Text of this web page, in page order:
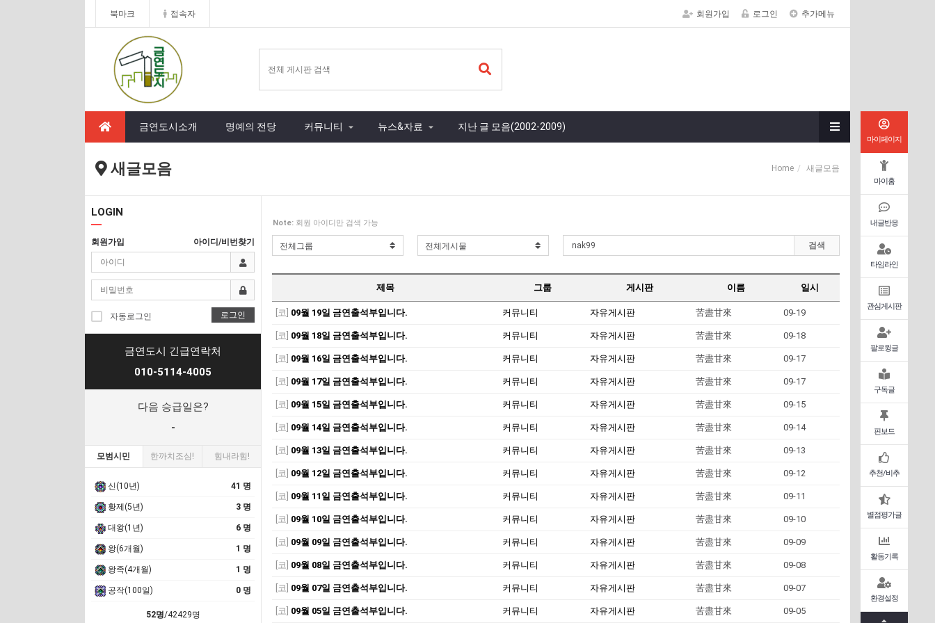
북마크 접속자 회원가입 로그인 추가메뉴
금연도시소개 명예의 전당 커뮤니티 뉴스&자료 지난 글 모음(2002-2009)
새글모음 Home 새글모음
마이페이지
마이홈
내글반응
타임라인
관심게시판
팔로윙글
구독글
핀보드
추천/비추
별점평가글
활동기록
환경설정
LOGIN
회원가입 아이디/비번찾기
자동로그인 로그인
금연도시 긴급연락처
010-5114-4005
다음 승급일은?
-
모범시민 한까치조심! 힘내라힘!
신(10년) 41 명
황제(5년) 3 명
대왕(1년) 6 명
왕(6개월) 1 명
왕족(4개월) 1 명
공작(100일) 0 명
52명/42429명
Note: 회원 아이디만 검색 가능
검색
제목 그룹 게시판 이름 일시
[코] 09월 19일 금연출석부입니다. 커뮤니티 자유게시판 苦盡甘來 09-19
[코] 09월 18일 금연출석부입니다. 커뮤니티 자유게시판 苦盡甘來 09-18
[코] 09월 16일 금연출석부입니다. 커뮤니티 자유게시판 苦盡甘來 09-17
[코] 09월 17일 금연출석부입니다. 커뮤니티 자유게시판 苦盡甘來 09-17
[코] 09월 15일 금연출석부입니다. 커뮤니티 자유게시판 苦盡甘來 09-15
[코] 09월 14일 금연출석부입니다. 커뮤니티 자유게시판 苦盡甘來 09-14
[코] 09월 13일 금연출석부입니다. 커뮤니티 자유게시판 苦盡甘來 09-13
[코] 09월 12일 금연출석부입니다. 커뮤니티 자유게시판 苦盡甘來 09-12
[코] 09월 11일 금연출석부입니다. 커뮤니티 자유게시판 苦盡甘來 09-11
[코] 09월 10일 금연출석부입니다. 커뮤니티 자유게시판 苦盡甘來 09-10
[코] 09월 09일 금연출석부입니다. 커뮤니티 자유게시판 苦盡甘來 09-09
[코] 09월 08일 금연출석부입니다. 커뮤니티 자유게시판 苦盡甘來 09-08
[코] 09월 07일 금연출석부입니다. 커뮤니티 자유게시판 苦盡甘來 09-07
[코] 09월 05일 금연출석부입니다. 커뮤니티 자유게시판 苦盡甘來 09-05